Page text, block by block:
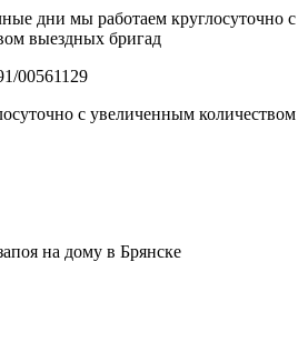
дни мы работаем круглосуточно с
выездных бригад
00561129
с увеличенным количеством
на дому в Брянске